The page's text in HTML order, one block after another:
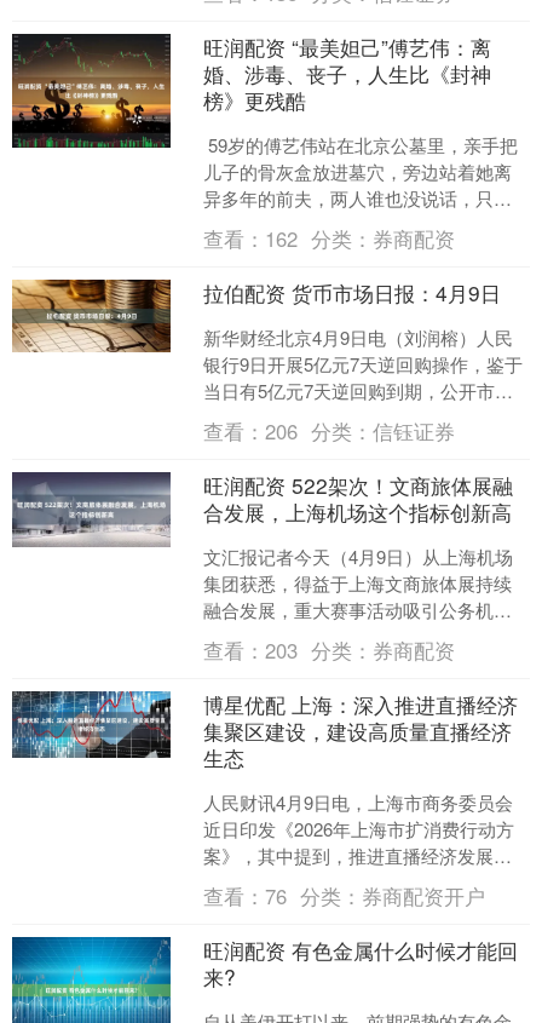
直播对谈。在电影《....
旺润配资 “最美妲己”傅艺伟：离
婚、涉毒、丧子，人生比《封神
榜》更残酷
59岁的傅艺伟站在北京公墓里，亲手把
儿子的骨灰盒放进墓穴，旁边站着她离
异多年的前夫，两人谁也没说话，只是
鞠了三次躬。里面躺着的，是她唯一的
儿子高乐男，年仅30....
查看： 162 分类： 券商配资
拉伯配资 货币市场日报：4月9日
新华财经北京4月9日电（刘润榕）人民
银行9日开展5亿元7天逆回购操作，鉴于
当日有5亿元7天逆回购到期，公开市场
实现零投放零回笼。 上海银行间同业拆
放利率（Shi....
查看：206 分类：信钰证券
旺润配资 522架次！文商旅体展融
合发展，上海机场这个指标创新高
文汇报记者今天（4月9日）从上海机场
集团获悉，得益于上海文商旅体展持续
融合发展，重大赛事活动吸引公务机航
班密集抵沪，上海浦东、虹桥两大机场3
月份公务机航班量显著....
查看：203 分类： 券商配资
博星优配 上海：深入推进直播经济
集聚区建设，建设高质量直播经济
生态
人民财讯4月9日电，上海市商务委员会
近日印发《2026年上海市扩消费行动方
案》，其中提到，推进直播经济发展。
深入推进直播经济集聚区建设，加快直
播产业集聚，建设高....
查看：76 分类： 券商配资开户
旺润配资 有色金属什么时候才能回
来?